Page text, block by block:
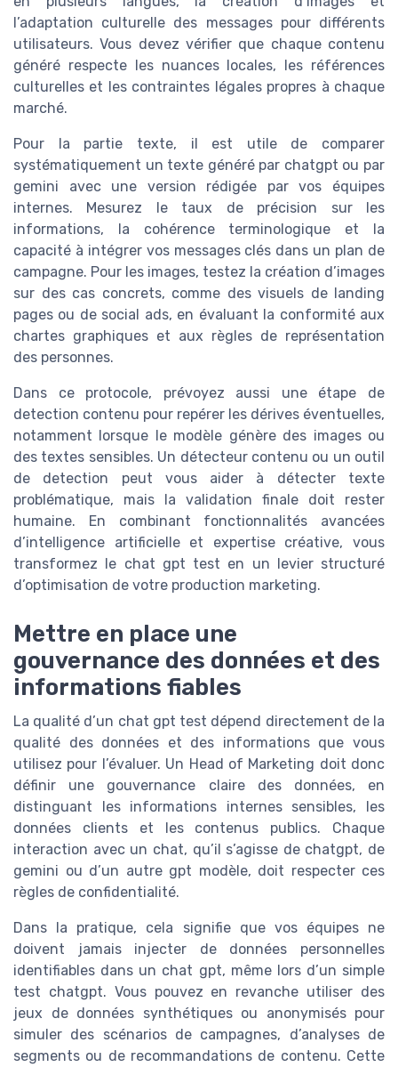
l’adaptation culturelle des messages pour différents
utilisateurs. Vous devez vérifier que chaque contenu
généré respecte les nuances locales, les références
culturelles et les contraintes légales propres à chaque
marché.
Pour la partie texte, il est utile de comparer
systématiquement un texte généré par chatgpt ou par
gemini avec une version rédigée par vos équipes
internes. Mesurez le taux de précision sur les
informations, la cohérence terminologique et la
capacité à intégrer vos messages clés dans un plan de
campagne. Pour les images, testez la création d’images
sur des cas concrets, comme des visuels de landing
pages ou de social ads, en évaluant la conformité aux
chartes graphiques et aux règles de représentation
des personnes.
Dans ce protocole, prévoyez aussi une étape de
detection contenu pour repérer les dérives éventuelles,
notamment lorsque le modèle génère des images ou
des textes sensibles. Un détecteur contenu ou un outil
de detection peut vous aider à détecter texte
problématique, mais la validation finale doit rester
humaine. En combinant fonctionnalités avancées
d’intelligence artificielle et expertise créative, vous
transformez le chat gpt test en un levier structuré
d’optimisation de votre production marketing.
Mettre en place une
gouvernance des données et des
informations fiables
La qualité d’un chat gpt test dépend directement de la
qualité des données et des informations que vous
utilisez pour l’évaluer. Un Head of Marketing doit donc
définir une gouvernance claire des données, en
distinguant les informations internes sensibles, les
données clients et les contenus publics. Chaque
interaction avec un chat, qu’il s’agisse de chatgpt, de
gemini ou d’un autre gpt modèle, doit respecter ces
règles de confidentialité.
Dans la pratique, cela signifie que vos équipes ne
doivent jamais injecter de données personnelles
identifiables dans un chat gpt, même lors d’un simple
test chatgpt. Vous pouvez en revanche utiliser des
jeux de données synthétiques ou anonymisés pour
simuler des scénarios de campagnes, d’analyses de
segments ou de recommandations de contenu. Cette